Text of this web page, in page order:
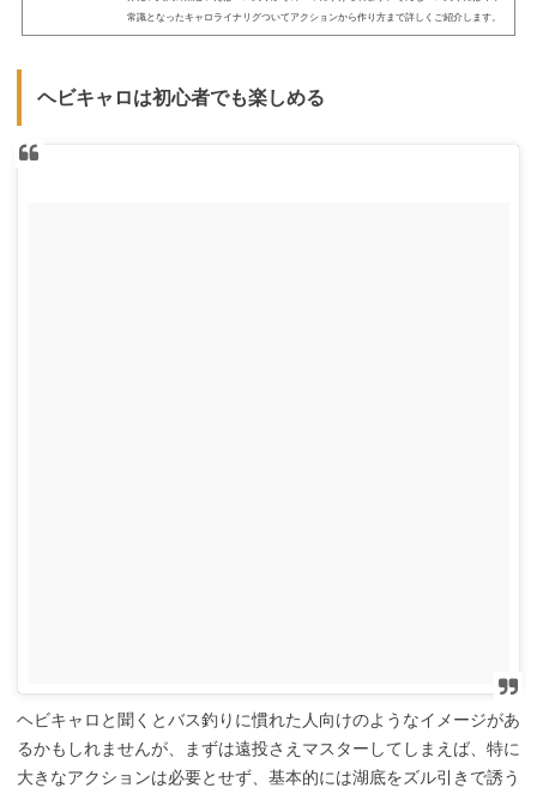
常識となったキャロライナリグついてアクションから作り方まで詳しくご紹介します。
キャロライナリグとは？種類によって呼ばれ方が違うキャロライナリグとは一体何なの
の中でも軽いシンカーを使う場...
ヘビキャロは初心者でも楽しめる
ヘビキャロと聞くとバス釣りに慣れた人向けのようなイメージがあ
るかもしれませんが、まずは遠投さえマスターしてしまえば、特に
大きなアクションは必要とせず、基本的には湖底をズル引きで誘う